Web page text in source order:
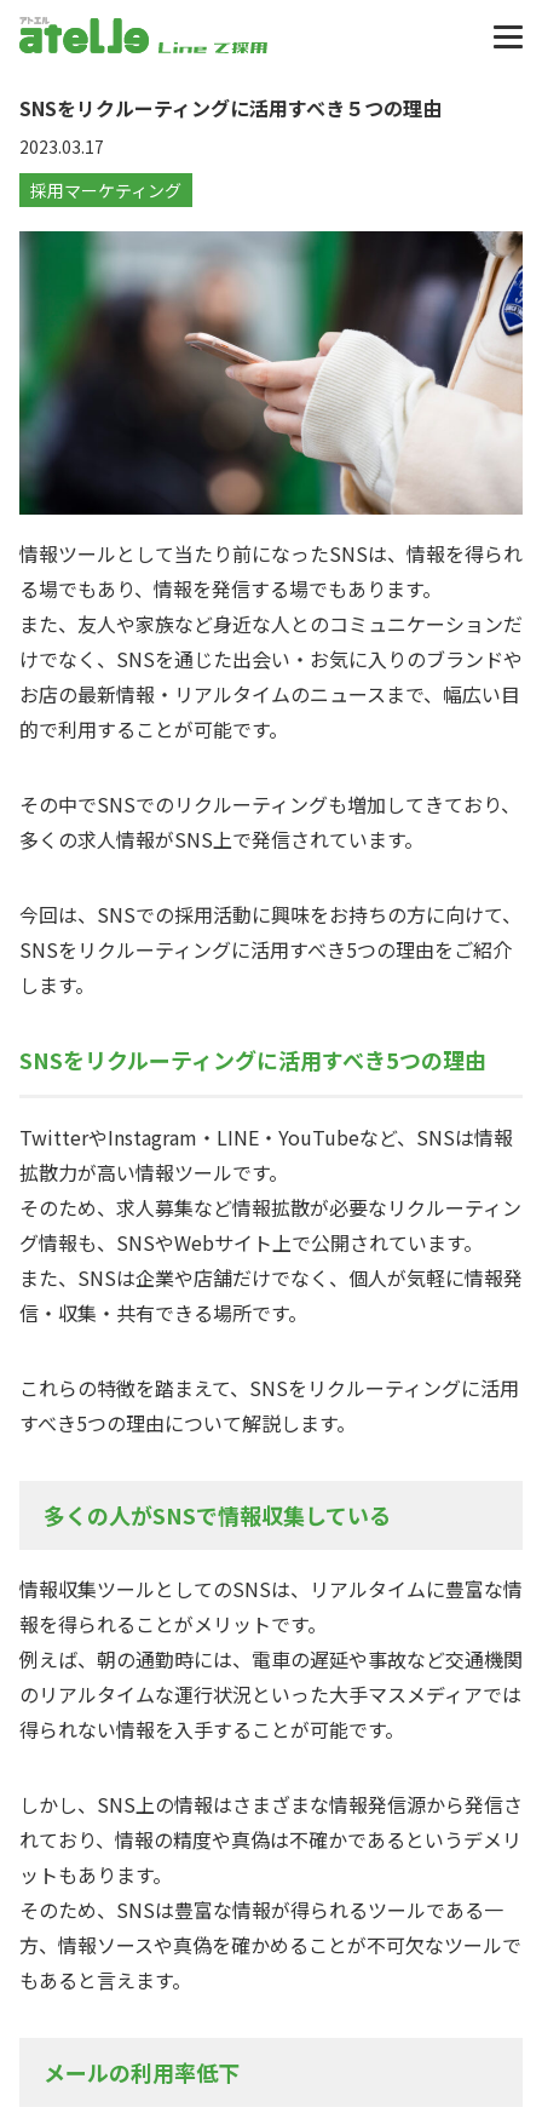
SNSをリクルーティングに活用すべき５つの理由
2023.03.17
採用マーケティング
情報ツールとして当たり前になったSNSは、情報を得られ
る場でもあり、情報を発信する場でもあります。
また、友人や家族など身近な人とのコミュニケーションだ
けでなく、SNSを通じた出会い・お気に入りのブランドや
お店の最新情報・リアルタイムのニュースまで、幅広い目
的で利用することが可能です。
その中でSNSでのリクルーティングも増加してきており、
多くの求人情報がSNS上で発信されています。
今回は、SNSでの採用活動に興味をお持ちの方に向けて、
SNSをリクルーティングに活用すべき5つの理由をご紹介
します。
SNSをリクルーティングに活用すべき5つの理由
TwitterやInstagram・LINE・YouTubeなど、SNSは情報
拡散力が高い情報ツールです。
そのため、求人募集など情報拡散が必要なリクルーティン
グ情報も、SNSやWebサイト上で公開されています。
また、SNSは企業や店舗だけでなく、個人が気軽に情報発
信・収集・共有できる場所です。
これらの特徴を踏まえて、SNSをリクルーティングに活用
すべき5つの理由について解説します。
多くの人がSNSで情報収集している
情報収集ツールとしてのSNSは、リアルタイムに豊富な情
報を得られることがメリットです。
例えば、朝の通勤時には、電車の遅延や事故など交通機関
のリアルタイムな運行状況といった大手マスメディアでは
得られない情報を入手することが可能です。
しかし、SNS上の情報はさまざまな情報発信源から発信さ
れており、情報の精度や真偽は不確かであるというデメリ
ットもあります。
そのため、SNSは豊富な情報が得られるツールである一
方、情報ソースや真偽を確かめることが不可欠なツールで
もあると言えます。
メールの利用率低下